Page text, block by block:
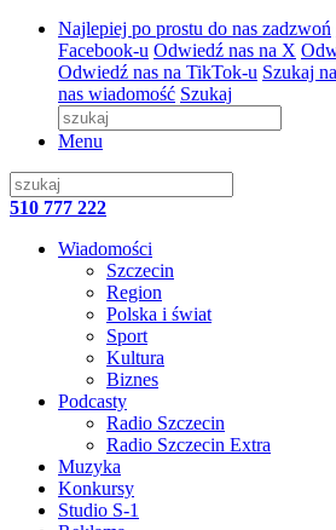
Najlepiej po prostu do nas zadzwoń
Facebook-u Odwiedź nas na X
Odwiedź nas na TikTok-u Szukaj
nas wiadomość Szukaj
Menu
510 777 222
Wiadomości
Szczecin
Region
Polska i świat
Sport
Kultura
Biznes
Podcasty
Radio Szczecin
Radio Szczecin Extra
Muzyka
Konkursy
Studio S-1